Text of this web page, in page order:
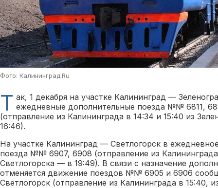
Фото: Калининград.Ru
Т ак, 1 декабря на участке Калининград —
ежедневные дополнительные поезда №№ 6811,
(отправление из Калининграда в 14:34 и 15:40 из
16:46).
На участке Калининград — Светлогорск в
поезда №№ 6907, 6908 (отправление из
Светлогорска — в 19:49). В связи с назначение
отменяется движение поездов №№ 6905 и 6906
Светлогорск (отправление из Калининграда в 15:40,